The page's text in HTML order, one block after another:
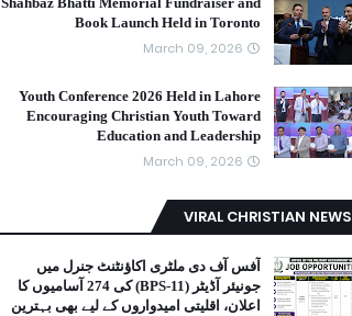
Book Launch Held in Toronto
March 09, 2026
Youth Conference 2026 Held in Lahore
Encouraging Christian Youth Toward
Education and Leadership
March 09, 2026
VIRAL CHRISTIAN NEWS
آفس آف دی ملٹری اکاؤنٹنٹ جنرل میں
جونیئر آڈیٹر (BPS-11) کی 274 آسامیوں کا
اعلان، اقلیتی امیدواروں کے لیے بھی بہترین